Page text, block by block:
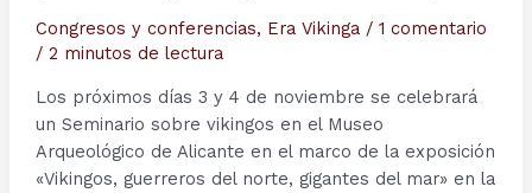
Congresos y conferencias, Era Vikinga/ 1 comentario
/ 2 minutos de lectura
Los próximos días 3 y 4 de noviembre se celebrará
un Seminario sobre vikingos en el Museo
Arqueológico de Alicante en el marco de la exposición
«Vikingos, guerreros del norte, gigantes del mar» en la